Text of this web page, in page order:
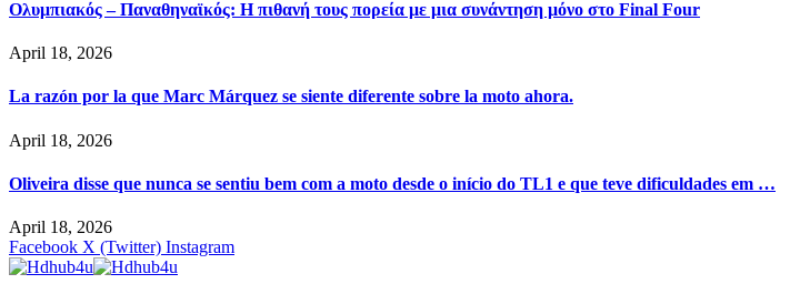
Ολυμπιακός – Παναθηναϊκός: Η πιθανή τους πορεία με μια συνάντηση μόνο στο Final Four
April 18, 2026
La razón por la que Marc Márquez se siente diferente sobre la moto ahora.
April 18, 2026
Oliveira disse que nunca se sentiu bem com a moto desde o início do TL1 e que teve dificuldades em …
April 18, 2026
Facebook X (Twitter) Instagram